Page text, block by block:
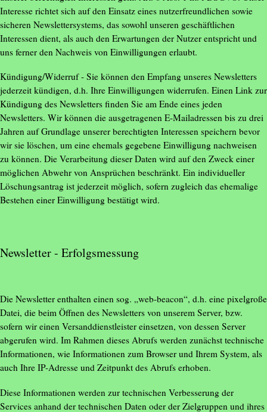
Interesse richtet sich auf den Einsatz eines nutzerfreundlichen sowie
sicheren Newslettersystems, das sowohl unseren geschäftlichen
Interessen dient, als auch den Erwartungen der Nutzer entspricht und
uns ferner den Nachweis von Einwilligungen erlaubt.
Kündigung/Widerruf - Sie können den Empfang unseres Newsletters
jederzeit kündigen, d.h. Ihre Einwilligungen widerrufen. Einen Link zur
Kündigung des Newsletters finden Sie am Ende eines jeden
Newsletters. Wir können die ausgetragenen E-Mailadressen bis zu drei
Jahren auf Grundlage unserer berechtigten Interessen speichern bevor
wir sie löschen, um eine ehemals gegebene Einwilligung nachweisen
zu können. Die Verarbeitung dieser Daten wird auf den Zweck einer
möglichen Abwehr von Ansprüchen beschränkt. Ein individueller
Löschungsantrag ist jederzeit möglich, sofern zugleich das ehemalige
Bestehen einer Einwilligung bestätigt wird.
Newsletter - Erfolgsmessung
Die Newsletter enthalten einen sog. „web-beacon“, d.h. eine pixelgroße
Datei, die beim Öffnen des Newsletters von unserem Server, bzw.
sofern wir einen Versanddienstleister einsetzen, von dessen Server
abgerufen wird. Im Rahmen dieses Abrufs werden zunächst technische
Informationen, wie Informationen zum Browser und Ihrem System, als
auch Ihre IP-Adresse und Zeitpunkt des Abrufs erhoben.
Diese Informationen werden zur technischen Verbesserung der
Services anhand der technischen Daten oder der Zielgruppen und ihres